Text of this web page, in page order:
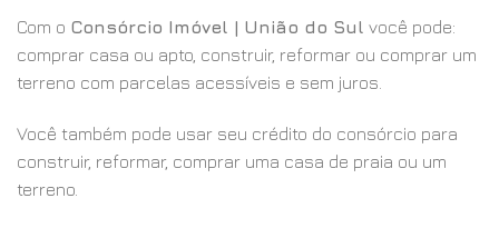
Com o Consórcio Imóvel | União do Sul você pode:
comprar casa ou apto, construir, reformar ou comprar um
terreno com parcelas acessíveis e sem juros.
Você também pode usar seu crédito do consórcio para
construir, reformar, comprar uma casa de praia ou um
terreno.